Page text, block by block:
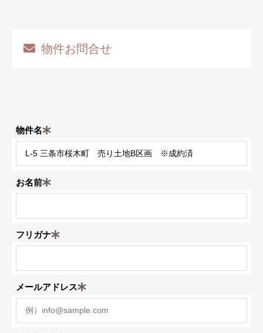
物件お問合せ
物件名
お名前
フリガナ
メールアドレス